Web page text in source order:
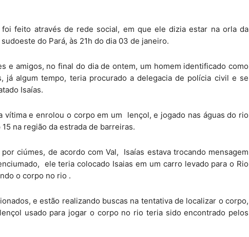
feito através de rede social, em que ele dizia estar na orla da
sudoeste do Pará, às 21h do dia 03 de janeiro.
e amigos, no final do dia de ontem, um homem identificado como
já algum tempo, teria procurado a delegacia de polícia civil e se
Isaías.
vítima e enrolou o corpo em um lençol, e jogado nas águas do rio
na região da estrada de barreiras.
ciúmes, de acordo com Val, Isaías estava trocando mensagem
ele teria colocado Isaias em um carro levado para o Rio
o corpo no rio .
e estão realizando buscas na tentativa de localizar o corpo,
usado para jogar o corpo no rio teria sido encontrado pelos